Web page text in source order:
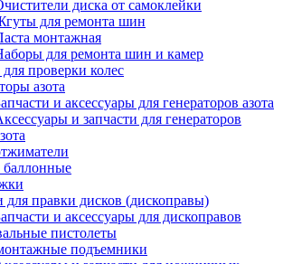
диска от самоклейки
для ремонта шин
монтажная
для ремонта шин и камер
проверки колес
азота
и аксессуары для генераторов азота
и запчасти для генераторов
для правки дисков (дископравы)
и аксессуары для дископравов
пистолеты
подъемники